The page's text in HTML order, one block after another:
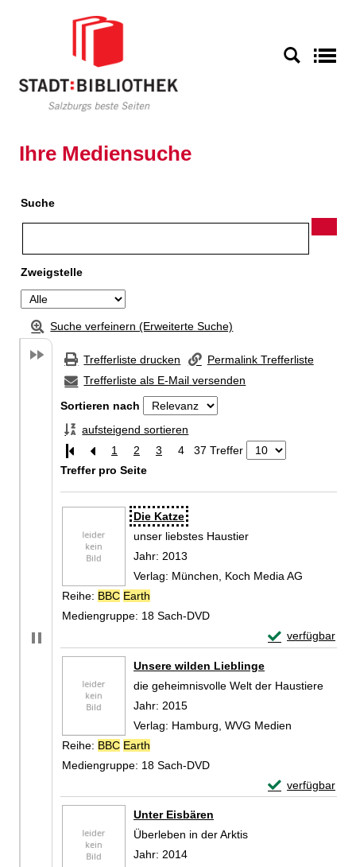
Ihre Mediensuche
Suche
Zweigstelle
Suche verfeinern (Erweiterte Suche)
Trefferliste drucken
Permalink Trefferliste
Trefferliste als E-Mail versenden
Sortieren nach
aufsteigend sortieren
1
2 3 4
37 Treffer
Treffer pro Seite
Suchergebnis
Zu den Suchfiltern springen
Die Katze
unser liebstes Haustier
Suche nach diesem Verfasser
Jahr: 2013
Verlag: München, Koch Media AG
Reihe: BBC Earth
Mediengruppe: 18 Sach-DVD
verfügbar
Exemplar-
Unsere wilden Lieblinge
die geheimnisvolle Welt der Haustiere
Suche nach diesem Verfasser
Jahr: 2015
Verlag: Hamburg, WVG Medien
Reihe: BBC Earth
Mediengruppe: 18 Sach-DVD
verfügbar
Exemplar-
Unter Eisbären
Überleben in der Arktis
Suche nach diesem Verfasser
Jahr: 2014